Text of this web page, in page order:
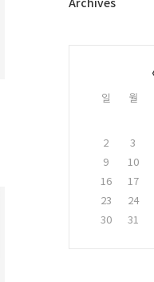
일 월
2
3
9
10
16
17
23
24
30
31